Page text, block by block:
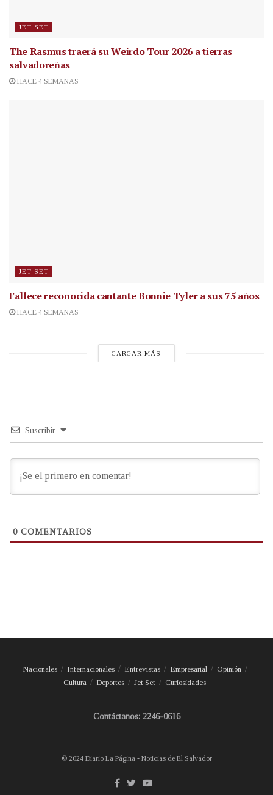
JET SET
The Rasmus traerá su Weirdo Tour 2026 a tierras
salvadoreñas
HACE 4 SEMANAS
JET SET
Fallece reconocida cantanteBonnie Tyler a sus 75 años
HACE 4 SEMANAS
CARGAR MÁS
Suscribir
0 COMENTARIOS
Nacionales Internacionales Entrevistas Empresarial
Opinión
Cultura
Deportes Jet Set Curiosidades
Contáctanos: 2246-0616
© 2024 Diario La Página - Noticias de El Salvador